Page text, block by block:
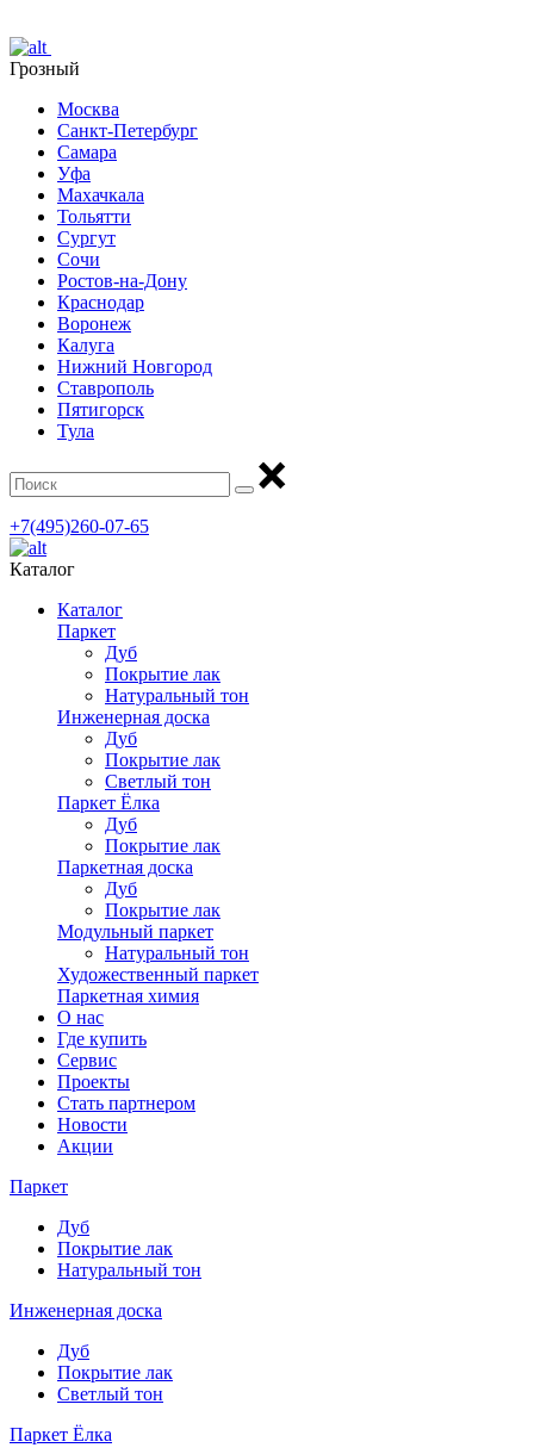
Грозный
Москва
Санкт-Петербург
Самара
Уфа
Махачкала
Тольятти
Сургут
Сочи
Ростов-на-Дону
Краснодар
Воронеж
Калуга
Нижний Новгород
Ставрополь
Пятигорск
Тула
+7(495)260-07-65
Каталог
Каталог
Паркет
Дуб
Покрытие лак
Натуральный тон
Инженерная доска
Дуб
Покрытие лак
Светлый тон
Паркет Ёлка
Дуб
Покрытие лак
Паркетная доска
Дуб
Покрытие лак
Модульный паркет
Натуральный тон
Художественный паркет
Паркетная химия
О нас
Где купить
Сервис
Проекты
Стать партнером
Новости
Акции
Паркет
Дуб
Покрытие лак
Натуральный тон
Инженерная доска
Дуб
Покрытие лак
Светлый тон
Паркет Ёлка